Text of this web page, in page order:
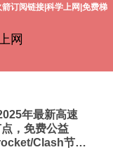
订阅链接|科学上网|免费梯
网
年最新高速
，免费公益
Clash节